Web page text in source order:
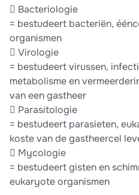
 Bacteriologie
= bestudeert bacteriën,
organismen
 Virologie
= bestudeert virussen,
metabolisme en
van een gastheer
 Parasitologie
= bestudeert parasieten,
koste van de gastheercel
 Mycologie
= bestudeert gisten en
eukaryote organismen